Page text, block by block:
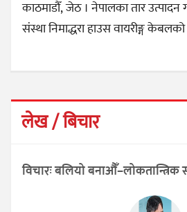
काठमाडौँ, जेठ । नेपालका तार
संस्था निमाद्धरा हाउस वायरीङ्ग
लेख / बिचार
विचारः बलियो बनाऔँ–लोकतान्त्रिक